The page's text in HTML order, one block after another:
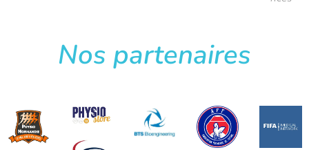
Nos partenaires